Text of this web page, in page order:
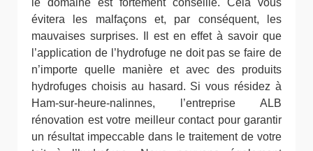
le domaine est fortement conseillé. Cela vous
évitera les malfaçons et, par conséquent, les
mauvaises surprises. Il est en effet à savoir que
l’application de l’hydrofuge ne doit pas se faire de
n’importe quelle manière et avec des produits
hydrofuges choisis au hasard. Si vous résidez à
Ham-sur-heure-nalinnes, l’entreprise ALB
rénovation est votre meilleur contact pour garantir
un résultat impeccable dans le traitement de votre